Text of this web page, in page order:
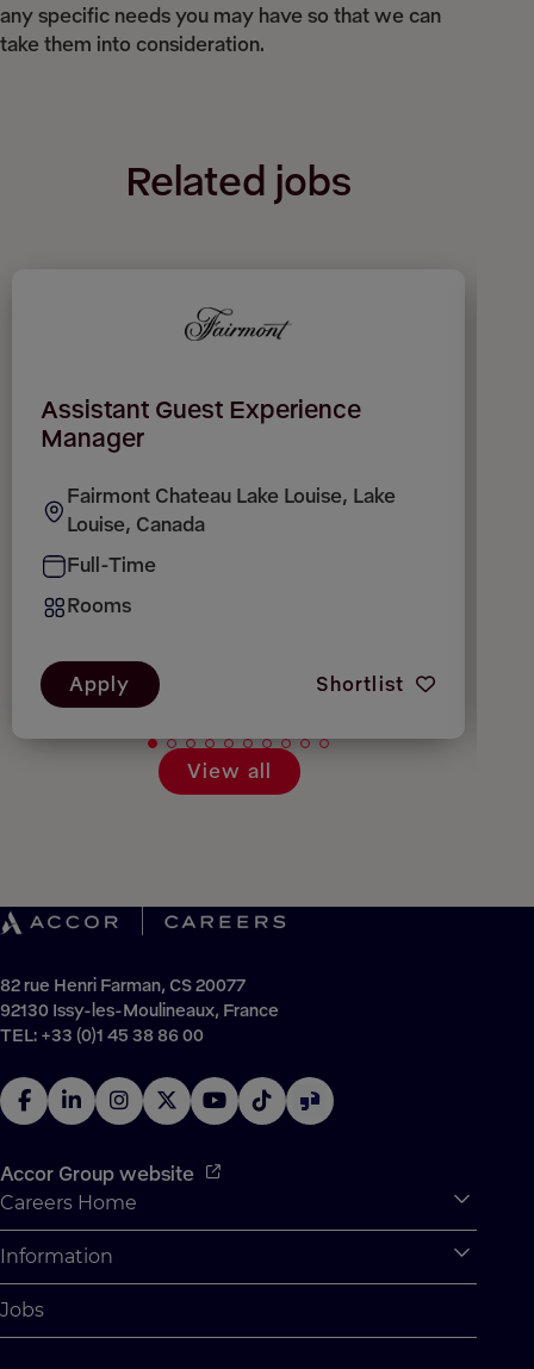
any specific needs you may have so that we can
take them into consideration.
Related jobs
Assistant Guest Experience
Manager
Fairmont Chateau Lake Louise, Lake
Louise, Canada
Full-Time
Rooms
Apply Shortlist
View all
82 rue Henri Farman, CS 20077
92130 Issy-les-Moulineaux, France
TEL: +33 (0)1 45 38 86 00
Accor Group website
Careers Home
Why Join Accor
Student Opportunities
Information
Cookie Settings
Jobs